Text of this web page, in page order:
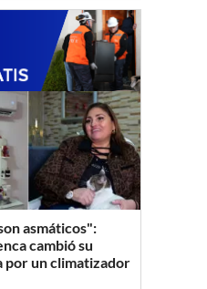
asmáticos":
cambió su
por un climatizador